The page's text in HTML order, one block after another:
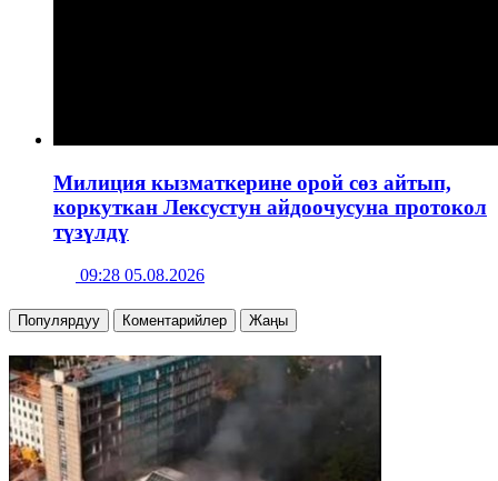
Милиция кызматкерине орой сөз айтып,
коркуткан Лексустун айдоочусуна протокол
түзүлдү
09:28 05.08.2026
Популярдуу Коментарийлер Жаңы